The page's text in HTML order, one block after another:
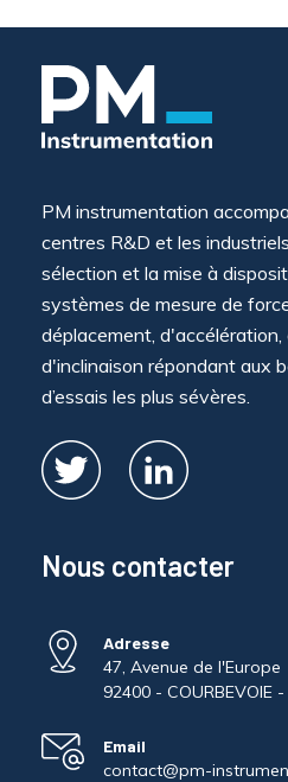
PM instrumentation
centres R&D et les
sélection et la mise à
systèmes de mesure de
déplacement,
d'inclinaison répondant aux
d’essais les plus sévères.
Nous contacter
Adresse
47, Avenue de l'Europe
92400 - COURBEVOIE
Email
contact@pm-